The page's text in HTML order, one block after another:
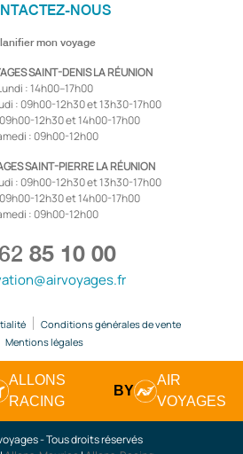
NOUS
mon voyage
SAINT-DENIS LA RÉUNION
: 14h00–17h00
: 09h00-12h30 et 13h30-17h00
12h30 et 14h00-17h00
: 09h00-12h00
SAINT-PIERRE LA RÉUNION
: 09h00-12h30 et 13h30-17h00
12h30 et 14h00-17h00
: 09h00-12h00
85 10 00
Conditions générales de vente
Mentions légales
ALLONS
RACING
BY
AIR
VOYAGES
- Tous droits réservés